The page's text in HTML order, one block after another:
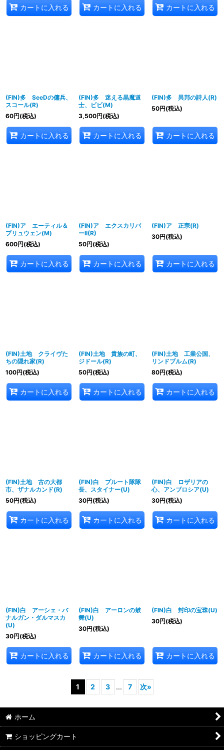
カートに入れる カートに入れる カートに入れる
(FIN)多 SeeDの傭兵、
スコール(R)
60円(税込)
カートに入れる
(FIN)多 迷える黒魔道
士、ビビ(M)
3,500円(税込)
カートに入れる
(FIN)多 異邦の詩人(R)
50円(税込)
カートに入れる
(FIN)ア エーティル＆
プリュウェン(M)
600円(税込)
カートに入れる
(FIN)ア エクスカリバ
ーII(R)
50円(税込)
カートに入れる
(FIN)ア 正宗(R)
30円(税込)
カートに入れる
(FIN)土地 クライヴた
ちの隠れ家(R)
100円(税込)
カートに入れる
(FIN)土地 貴族の町、
ジドール(R)
50円(税込)
カートに入れる
(FIN)土地 工業公国、
リンドブルム(R)
80円(税込)
カートに入れる
(FIN)土地 古の大都
市、ザナルカンド(R)
50円(税込)
カートに入れる
(FIN)白 プルート隊隊
長、スタイナー(U)
30円(税込)
カートに入れる
(FIN)白 ロザリアの
心、アンブロシア(U)
30円(税込)
カートに入れる
(FIN)白 アーシェ・バ
ナルガン・ダルマスカ
(U)
30円(税込)
カートに入れる
(FIN)白 アーロンの鼓
舞(U)
30円(税込)
カートに入れる
(FIN)白 封印の宝珠(U)
30円(税込)
カートに入れる
1 2 3 ... 7 次»
ホーム
ショッピングカート